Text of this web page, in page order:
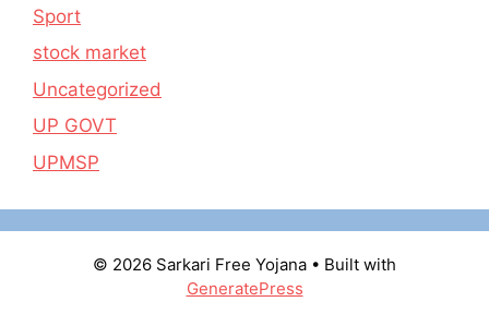
Sport
stock market
Uncategorized
UP GOVT
UPMSP
© 2026 Sarkari Free Yojana • Built with
GeneratePress